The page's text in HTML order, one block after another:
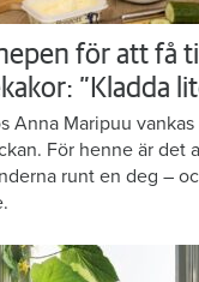
för att få
”Kladda
Anna Maripuu
För henne är det
runt en deg –